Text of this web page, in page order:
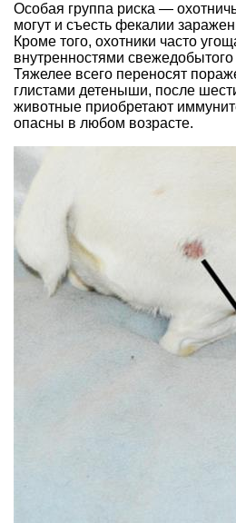
Особая группа риска —
могут и съесть фекалии
Кроме того, охотники часто
внутренностями
Тяжелее всего переносят
глистами детеныши, после
животные приобретают
опасны в любом возрасте.